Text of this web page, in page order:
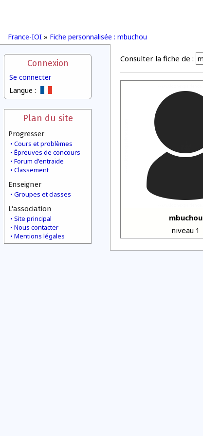
France-IOI » Fiche personnalisée : mbuchou
Connexion
Se connecter
Langue :
Plan du site
Progresser
Cours et problèmes
Épreuves de concours
Forum d'entraide
Classement
Enseigner
Groupes et classes
L'association
Site principal
Nous contacter
Mentions légales
Consulter la fiche de :
mbuchou
niveau 1